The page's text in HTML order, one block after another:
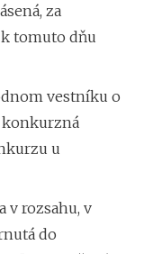
za
tomuto dňu
vestníku o
konkurzná
u
v rozsahu, v
do